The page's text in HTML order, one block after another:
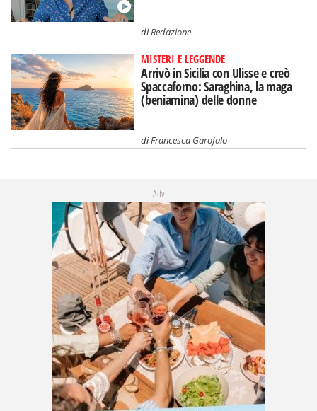
diRedazione
MISTERI E LEGGENDE
Arrivò in Sicilia con Ulisse e creò
Spaccaforno: Saraghina, la maga
(beniamina) delle donne
diFrancesca Garofalo
Adv